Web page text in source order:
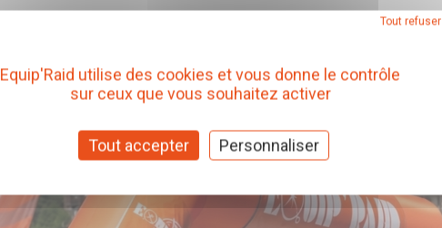
Equip'Raid utilise des cookies et vous donne le contrôle
sur ceux que vous souhaitez activer
Tout accepter
Tout refuser
Personnaliser